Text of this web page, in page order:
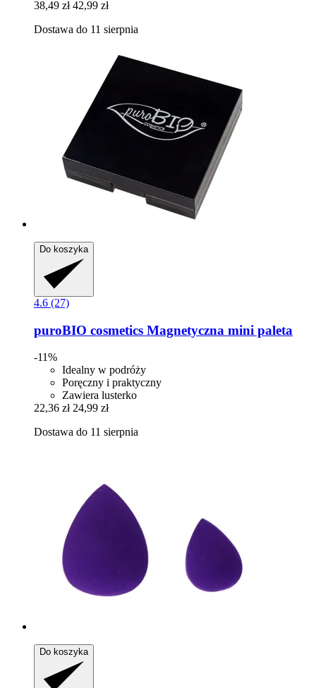
38,49 zł 42,99 zł
Dostawa do 11 sierpnia
Do koszyka
4.6 (27)
puroBIO cosmetics Magnetyczna mini paleta
-11%
Idealny w podróży
Poręczny i praktyczny
Zawiera lusterko
22,36 zł 24,99 zł
Dostawa do 11 sierpnia
Do koszyka